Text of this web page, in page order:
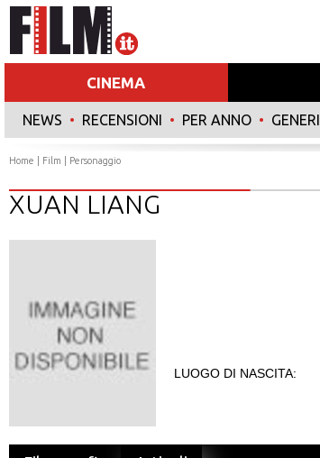
CINEMA
NEWS • RECENSIONI • PER ANNO • GENERI
Home Film | Personaggio
XUAN LIANG
LUOGO DI NASCITA: